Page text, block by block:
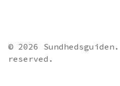
© 2026
reserved.